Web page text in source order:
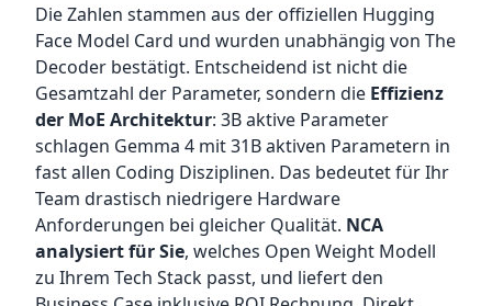
Die Zahlen stammen aus der offiziellen Hugging
Face Model Card und wurden unabhängig von The
Decoder bestätigt. Entscheidend ist nicht die
Gesamtzahl der Parameter, sondern die Effizienz
der MoE Architektur: 3B aktive Parameter
schlagen Gemma 4 mit 31B aktiven Parametern in
fast allen Coding Disziplinen. Das bedeutet für Ihr
Team drastisch niedrigere Hardware
Anforderungen bei gleicher Qualität. NCA
analysiert für Sie, welches Open Weight Modell
zu Ihrem Tech Stack passt, und liefert den